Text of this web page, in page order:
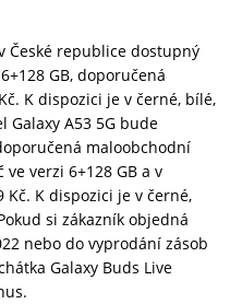
České republice dostupný
GB, doporučená
K dispozici je v černé, bílé,
Galaxy A53 5G bude
maloobchodní
verzi 6+128 GB a v
Kč. K dispozici je v černé,
si zákazník objedná
nebo do vyprodání zásob
Galaxy Buds Live